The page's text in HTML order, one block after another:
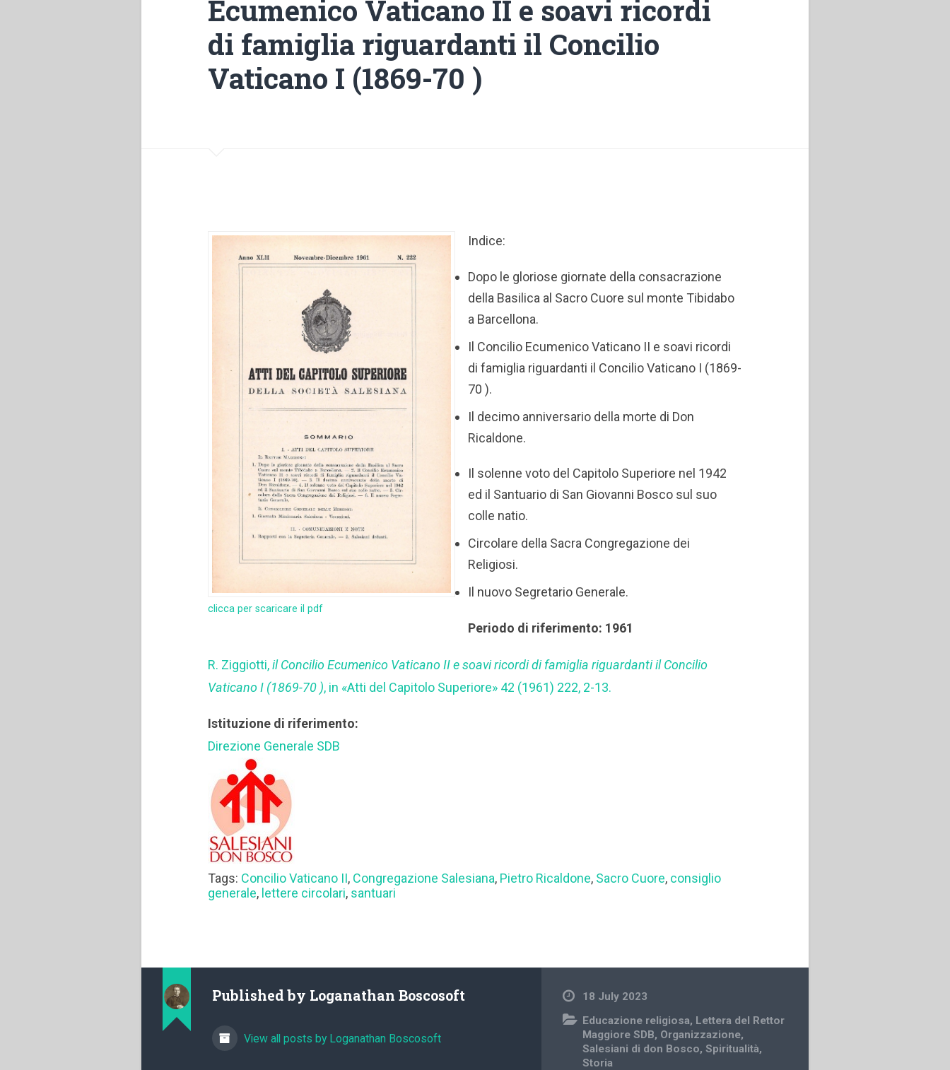
Ecumenico Vaticano II e soavi ricordi
di famiglia riguardanti il Concilio
Vaticano I (1869-70 )
clicca per scaricare il pdf
Indice:
Dopo le gloriose giornate della consacrazione
della Basilica al Sacro Cuore sul monte Tibidabo
a Barcellona.
Il Concilio Ecumenico Vaticano II e soavi ricordi
di famiglia riguardanti il Concilio Vaticano I (1869-
70 ).
Il decimo anniversario della morte di Don
Ricaldone.
Il solenne voto del Capitolo Superiore nel 1942
ed il Santuario di San Giovanni Bosco sul suo
colle natio.
Circolare della Sacra Congregazione dei
Religiosi.
Il nuovo Segretario Generale.
Periodo di riferimento: 1961
R. Ziggiotti,il Concilio Ecumenico Vaticano II e soavi ricordi di famiglia riguardanti il Concilio
Vaticano I (1869-70 ), in «Atti del Capitolo Superiore» 42 (1961) 222, 2-13.
Istituzione di riferimento:
Direzione Generale SDB
Tags: Concilio Vaticano II, Congregazione Salesiana, Pietro Ricaldone, Sacro Cuore, consiglio
generale, lettere circolari, santuari
Published by Loganathan Boscosoft
View all posts by Loganathan Boscosoft
18 July 2023
Educazione religiosa, Lettera del Rettor
Maggiore SDB, Organizzazione,
Salesiani di don Bosco,Spiritualità,
Storia